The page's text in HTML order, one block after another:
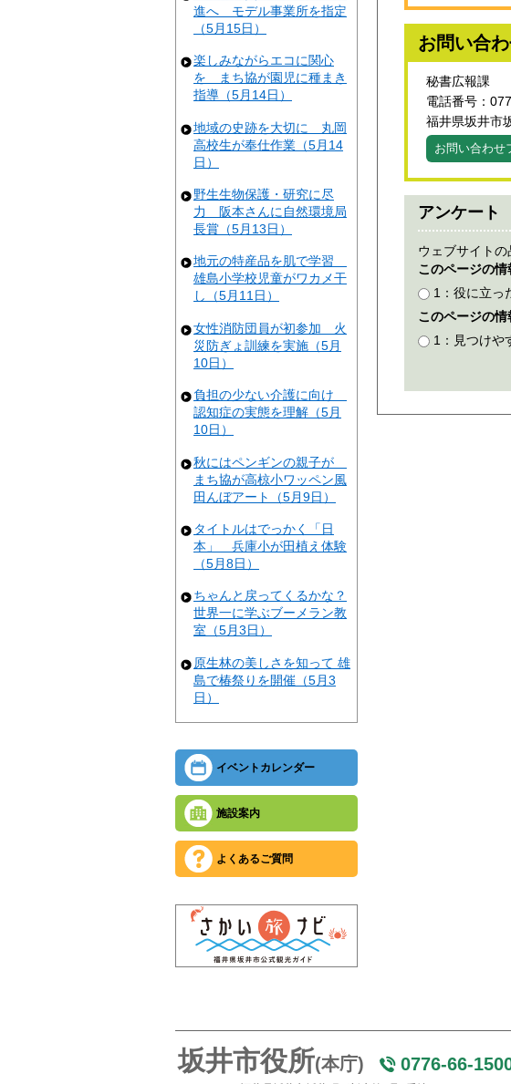
進へ モデル事業所を指定
（5月15日）
楽しみながらエコに関心
を まち協が園児に種まき
指導（5月14日）
地域の史跡を大切に 丸岡
高校生が奉仕作業（5月14
日）
野生生物保護・研究に尽
力 阪本さんに自然環境局
長賞（5月13日）
地元の特産品を肌で学習
雄島小学校児童がワカメ干
し（5月11日）
女性消防団員が初参加 火
災防ぎょ訓練を実施（5月
10日）
負担の少ない介護に向け
認知症の実態を理解（5月
10日）
秋にはペンギンの親子が
まち協が高椋小ワッペン風
田んぼアート（5月9日）
タイトルはでっかく「日
本」 兵庫小が田植え体験
（5月8日）
ちゃんと戻ってくるかな？
世界一に学ぶブーメラン教
室（5月3日）
原生林の美しさを知って 雄
島で椿祭りを開催（5月3
日）
イベントカレンダー
施設案内
よくあるご質問
お問い合
秘書広報課
電話番号：
福井県坂井市
お問い合わせ
アンケート
ウェブサイト
このページの
1：役に立っ
このページの
1：見つけや
坂井市役所(本庁) 0776-66-